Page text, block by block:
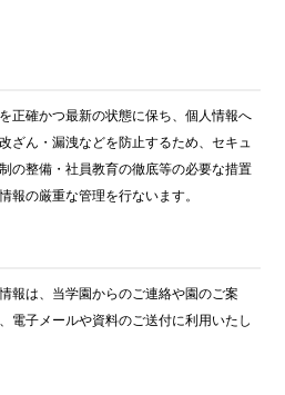
正確かつ最新の状態に保ち、個人情報へ
ざん・漏洩などを防止するため、セキュ
の整備・社員教育の徹底等の必要な措置
報の厳重な管理を行ないます。
報は、当学園からのご連絡や園のご案
電子メールや資料のご送付に利用いたし